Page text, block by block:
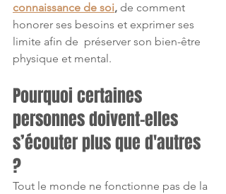
connaissance de soi, de comment
honorer ses besoins et exprimer ses
limite afin de  préserver son bien-être
physique et mental.
Pourquoi certaines
personnes doivent-elles
s’écouter plus que d'autres
?
Tout le monde ne fonctionne pas de la